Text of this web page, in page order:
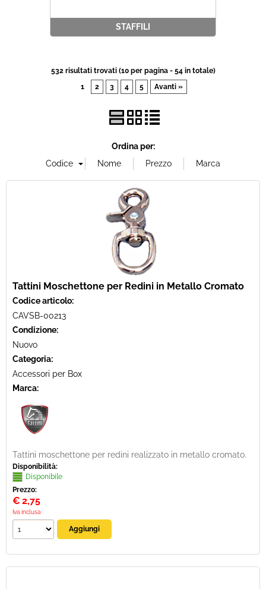
STAFFILI
532 risultati trovati (10 per pagina - 54 in totale)
1
2 3 4 5 Avanti »
Ordina per:
Tattini Moschettone per Redini in Metallo Cromato
Codice articolo:
CAVSB-00213
Condizione:
Nuovo
Categoria:
Accessori per Box
Marca:
Tattini moschettone per redini realizzato in metallo cromato.
Disponibilità:
Disponibile
Prezzo:
€ 2,75
Iva inclusa